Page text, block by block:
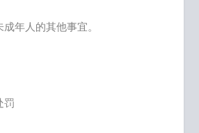
成年人的其他事宜。
罚